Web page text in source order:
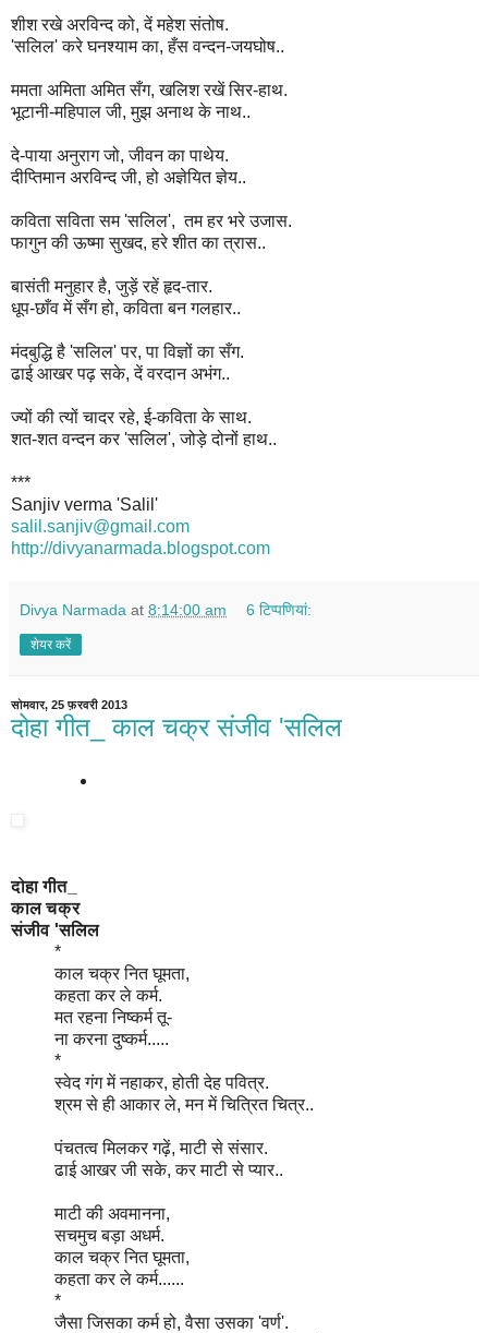
शीश रखे अरविन्द को, दें महेश संतोष.
'सलिल' करे घनश्याम का, हँस वन्दन-जयघोष..
ममता अमिता अमित सँग, खलिश रखें सिर-हाथ.
भूटानी-महिपाल जी, मुझ अनाथ के नाथ..
दे-पाया अनुराग जो, जीवन का पाथेय.
दीप्तिमान अरविन्द जी, हो अज्ञेयित ज्ञेय..
कविता सविता सम 'सलिल', तम हर भरे उजास.
फागुन की ऊष्मा सुखद, हरे शीत का त्रास..
बासंती मनुहार है, जुड़ें रहें हृद-तार.
धूप-छाँव में सँग हो, कविता बन गलहार..
मंदबुद्धि है 'सलिल' पर, पा विज्ञों का सँग.
ढाई आखर पढ़ सके, दें वरदान अभंग..
ज्यों की त्यों चादर रहे, ई-कविता के साथ.
शत-शत वन्दन कर 'सलिल', जोड़े दोनों हाथ..
***
Sanjiv verma 'Salil'
salil.sanjiv@gmail.com
http://divyanarmada.blogspot.com
Divya Narmada at 8:14:00 am 6 टिप्‍पणियां:
शेयर करें
सोमवार, 25 फ़रवरी 2013
दोहा गीत_ काल चक्र संजीव 'सलिल
दोहा गीत_
काल चक्र
संजीव 'सलिल
*
काल चक्र नित घूमता,
कहता कर ले कर्म.
मत रहना निष्कर्म तू-
ना करना दुष्कर्म.....
*
स्वेद गंग में नहाकर, होती देह पवित्र.
श्रम से ही आकार ले, मन में चित्रित चित्र..
पंचतत्व मिलकर गढ़ें, माटी से संसार.
ढाई आखर जी सके, कर माटी से प्यार..
माटी की अवमानना,
सचमुच बड़ा अधर्म.
काल चक्र नित घूमता,
कहता कर ले कर्म......
*
जैसा जिसका कर्म हो, वैसा उसका 'वर्ण'.